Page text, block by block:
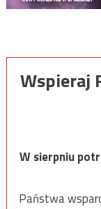
Wspieraj
W sierpniu
Państwa